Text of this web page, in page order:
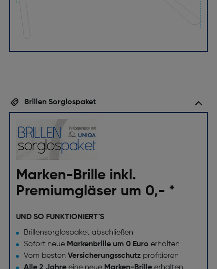
Brillen Sorglospaket
Marken-Brille inkl.
Premiumgläser um 0,- *
UND SO FUNKTIONIERT`S
Brillensorglospaket abschließen
Sofort neue Markenbrille um 0 Euro erhalten
Vom besten Versicherungsschutz profitieren
Alle 2 Jahreeine neue Marken-Brille erhalten